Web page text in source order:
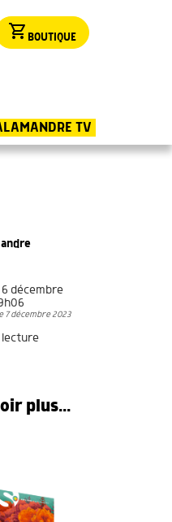
shopping_cart BOUTIQUE
TV
6 décembre
7 décembre 2023
lecture
plus...